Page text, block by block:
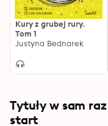
Kury z grubej rury.
Tom 1
Justyna Bednarek
Tytuły w sam
start